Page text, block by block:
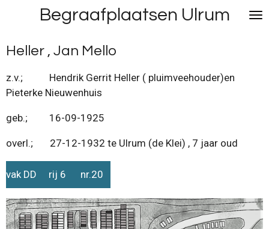
naar
de
hoofdinhoud
Begraafplaatsen Ulrum
Heller , Jan Mello
z.v.; Hendrik Gerrit Heller ( pluimveehouder)en
Pieterke Nieuwenhuis
geb.; 16-09-1925
overl.; 27-12-1932 te Ulrum (de Klei) , 7 jaar oud
vak DD rij 6 nr.20